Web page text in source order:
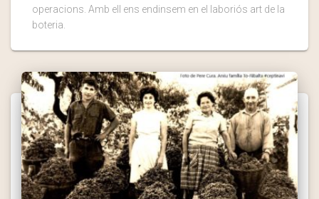
operacions. Amb ell ens endinsem en el laboriós art de la
boteria.